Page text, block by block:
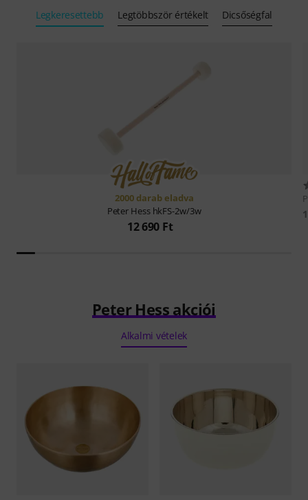
Legkeresettebb Legtöbbször értékelt Dicsőségfal
2000 darab eladva
Peter Hess hkFS-2w/3w
12 690 Ft
Peter Hess akciói
Alkalmi vételek